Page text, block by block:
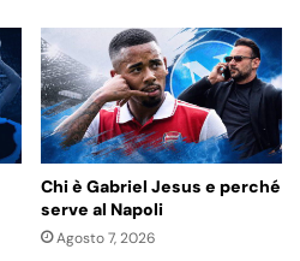
Chi è Gabriel Jesus e perché
serve al Napoli
Agosto 7, 2026